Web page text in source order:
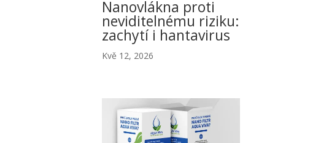
Nanovlákna proti
neviditelnému riziku:
zachytí i hantavirus
Kvě 12, 2026